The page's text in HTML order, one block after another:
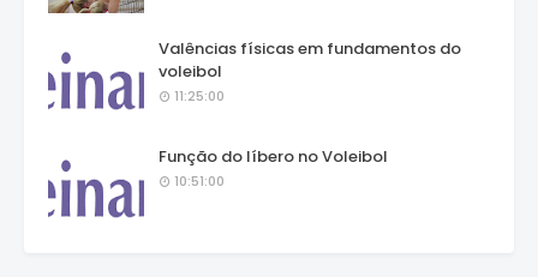
Valências físicas em fundamentos do
voleibol
11:25:00
Função do líbero no Voleibol
10:51:00